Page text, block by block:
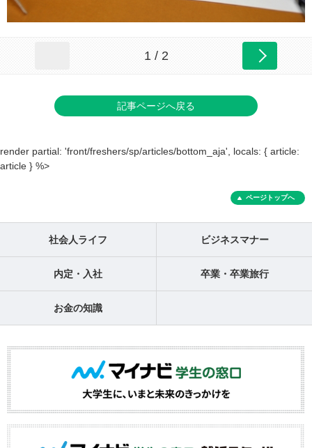
1 / 2
記事ページへ戻る
render partial: 'front/freshers/sp/articles/bottom_aja', locals: { article:
article } %>
ページトップへ
社会人ライフ ビジネスマナー
内定・入社 卒業・卒業旅行
お金の知識